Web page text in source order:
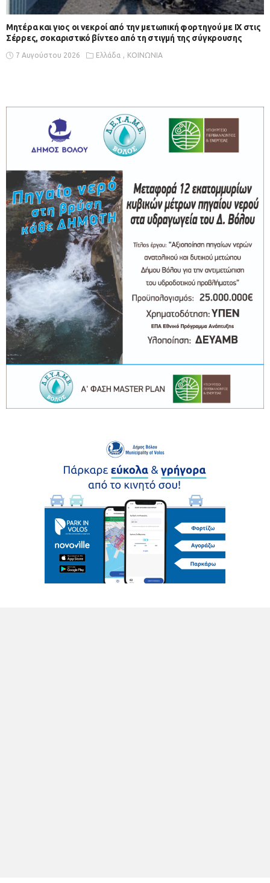
Μητέρα και γιος οι νεκροί από την μετωπική φορτηγού με ΙΧ στις
Σέρρες, σοκαριστικό βίντεο από τη στιγμή της σύγκρουσης
7 Αυγούστου 2026 Ελλάδα ΚΟΙΝΩΝΙΑ